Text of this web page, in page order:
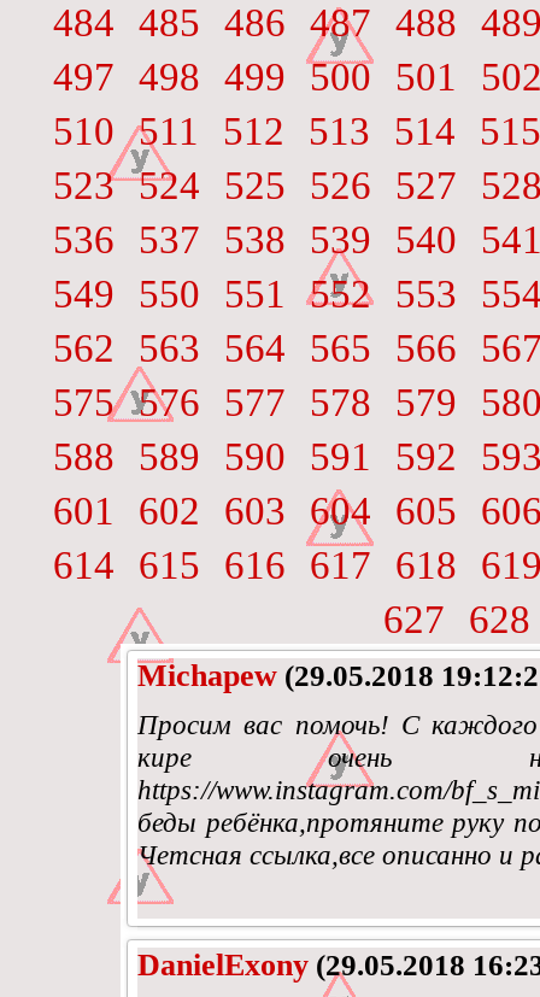
484 485 486 487 488
497 498 499 500 501
510 511 512 513 514
515
523 524 525 526 527
536
537 538 539 540
549
550 551 552 553
562
563 564 565 566
575 576 577 578 579
588
589 590 591 592
601
602 603 604 605
614
615 616 617 618
627
628
Michapew (29.05.2018
Просим вас помочь! С
кире очень
https://www.instagram.com/
беды ребёнка,протяните руку
Четсная ссылка,все описанно и
DanielExony (29.05.2018